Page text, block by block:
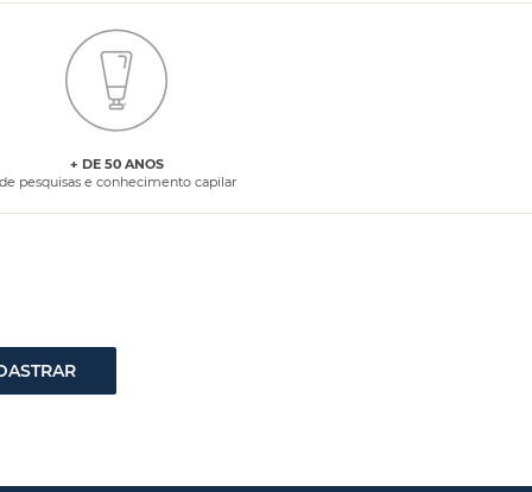
+ DE 50 ANOS
de pesquisas e conhecimento capilar